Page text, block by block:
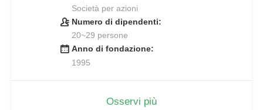
Società per azioni
Numero di dipendenti:
20~29 persone
Anno di fondazione:
1995
Osservi più